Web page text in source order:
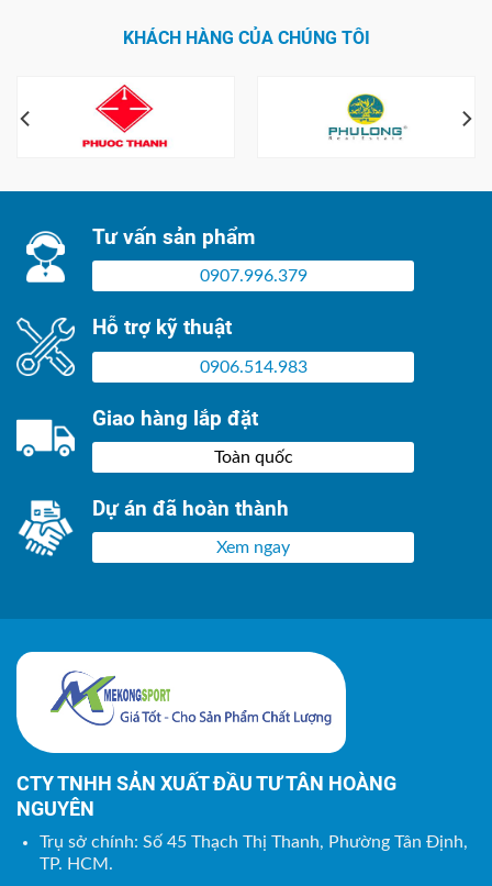
KHÁCH HÀNG CỦA CHÚNG TÔI
Tư vấn sản phẩm
0907.996.379
Hỗ trợ kỹ thuật
0906.514.983
Giao hàng lắp đặt
Toàn quốc
Dự án đã hoàn thành
Xem ngay
CTY TNHH SẢN XUẤT ĐẦU TƯ TÂN HOÀNG
NGUYÊN
Trụ sở chính: Số 45 Thạch Thị Thanh, Phường Tân Định,
TP. HCM.